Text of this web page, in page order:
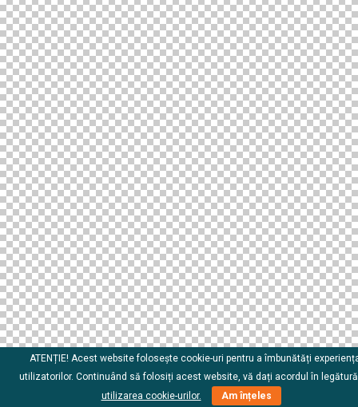
ATENȚIE! Acest website folosește cookie-uri pentru a îmbunătăți
utilizatorilor. Continuând să folosiți acest website, vă dați acordul în
utilizarea cookie-urilor.
Am înțeles